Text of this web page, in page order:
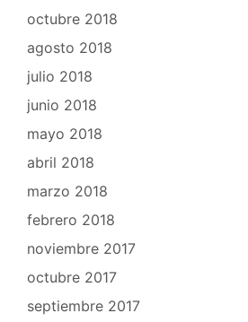
octubre 2018
agosto 2018
julio 2018
junio 2018
mayo 2018
abril 2018
marzo 2018
febrero 2018
noviembre 2017
octubre 2017
septiembre 2017